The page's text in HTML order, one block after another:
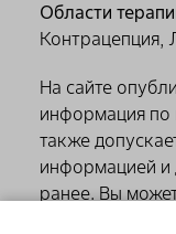
Области
Контрацепция,
На сайте
информация по
также
информацией и
ранее. Вы